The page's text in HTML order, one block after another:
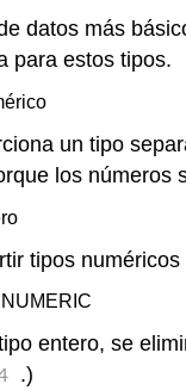
datos más
para estos tipos.
un tipo
los números
tipos
entero, se
.)